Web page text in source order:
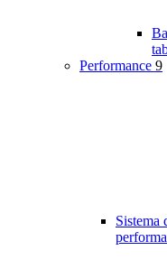
Performance 9
Sistema